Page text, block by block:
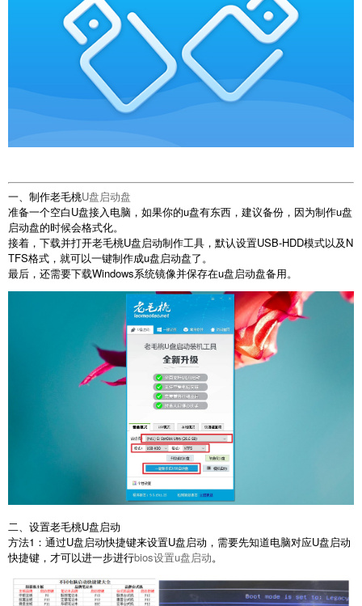
一、制作老毛桃U盘启动盘
准备一个空白U盘接入电脑，如果你的u盘有东西，建议备份，因为制作u盘
启动盘的时候会格式化。
接着，下载并打开老毛桃U盘启动制作工具，默认设置USB-HDD模式以及N
TFS格式，就可以一键制作成u盘启动盘了。
最后，还需要下载Windows系统镜像并保存在u盘启动盘备用。
二、设置老毛桃U盘启动
方法1：通过U盘启动快捷键来设置U盘启动，需要先知道电脑对应U盘启动
快捷键，才可以进一步进行bios设置u盘启动。